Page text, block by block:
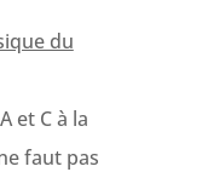
du
et C à la
faut pas